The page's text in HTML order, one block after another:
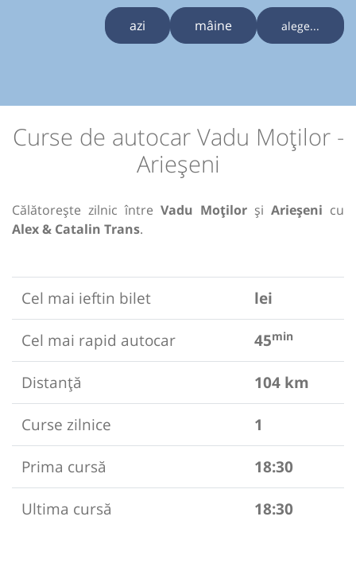
azi mâine alege...
Curse de autocar Vadu Moților -
Arieșeni
Călătorește zilnic între Vadu Moților și Arieșeni cu
Alex & Catalin Trans.
Cel mai ieftin bilet
lei
Cel mai rapid autocar
45min
Distanță
104 km
Curse zilnice
1
Prima cursă
18:30
Ultima cursă
18:30